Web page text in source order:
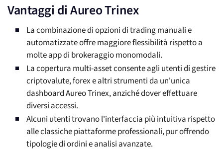
Vantaggi di Aureo Trinex
La combinazione di opzioni di trading manuali e
automatizzate offre maggiore flessibilità rispetto a
molte app di brokeraggio monomodali.
La copertura multi-asset consente agli utenti di gestire
criptovalute, forex e altri strumenti da un'unica
dashboard Aureo Trinex, anziché dover effettuare
diversi accessi.
Alcuni utenti trovano l'interfaccia più intuitiva rispetto
alle classiche piattaforme professionali, pur offrendo
tipologie di ordini e analisi avanzate.